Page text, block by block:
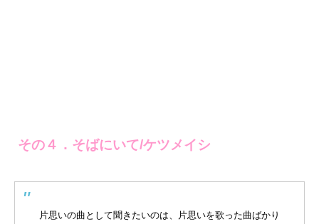
その４．そばにいて/ケツメイシ
片思いの曲として聞きたいのは、片思いを歌った曲ばかり